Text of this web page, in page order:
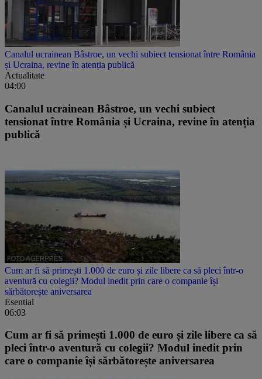
Canalul ucrainean Bâstroe, un vechi subiect tensionat între România
și Ucraina, revine în atenția publică
Actualitate
04:00
Canalul ucrainean Bâstroe, un vechi subiect
tensionat între România și Ucraina, revine în atenția
publică
Cum ar fi să primești 1.000 de euro și zile libere ca să pleci într-o
aventură cu colegii? Modul inedit prin care o companie își
sărbătorește aniversarea
Esential
06:03
Cum ar fi să primești 1.000 de euro și zile libere ca să
pleci într-o aventură cu colegii? Modul inedit prin
care o companie își sărbătorește aniversarea